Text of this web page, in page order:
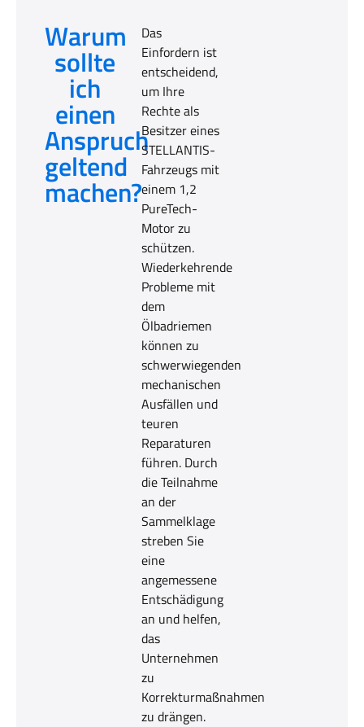
Warum
sollte
ich
einen
Anspruch
geltend
machen?
Das
Einfordern ist
entscheidend,
um Ihre
Rechte als
Besitzer eines
STELLANTIS-
Fahrzeugs mit
einem 1,2
PureTech-
Motor zu
schützen.
Wiederkehrende
Probleme mit
dem
Ölbadriemen
können zu
schwerwiegenden
mechanischen
Ausfällen und
teuren
Reparaturen
führen. Durch
die Teilnahme
an der
Sammelklage
streben Sie
eine
angemessene
Entschädigung
an und helfen,
das
Unternehmen
zu
Korrekturmaßnahmen
zu drängen.